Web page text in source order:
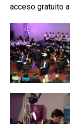
acceso gratuito
Zoom
Zoom